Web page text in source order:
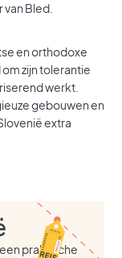
Bled.
en orthodoxe
zijn tolerantie
werkt.
gebouwen en
extra
praktische